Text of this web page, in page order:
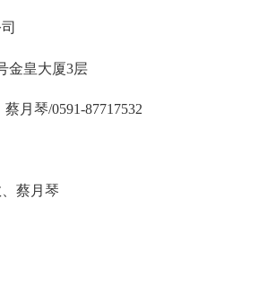
皇大厦3层
月琴/0591-87717532
蔡月琴